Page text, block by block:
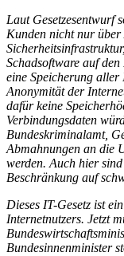
Laut Gesetzesentwurf
Kunden nicht nur
Schadsoftware auf
eine Speicherung aller
Anonymität der
dafür keine
Verbindungsdaten
Bundeskriminalamt,
Abmahnungen an die
werden. Auch hier
Beschränkung auf
Dieses IT-Gesetz ist
Internetnutzers. Jetzt
Bundesinnenminister